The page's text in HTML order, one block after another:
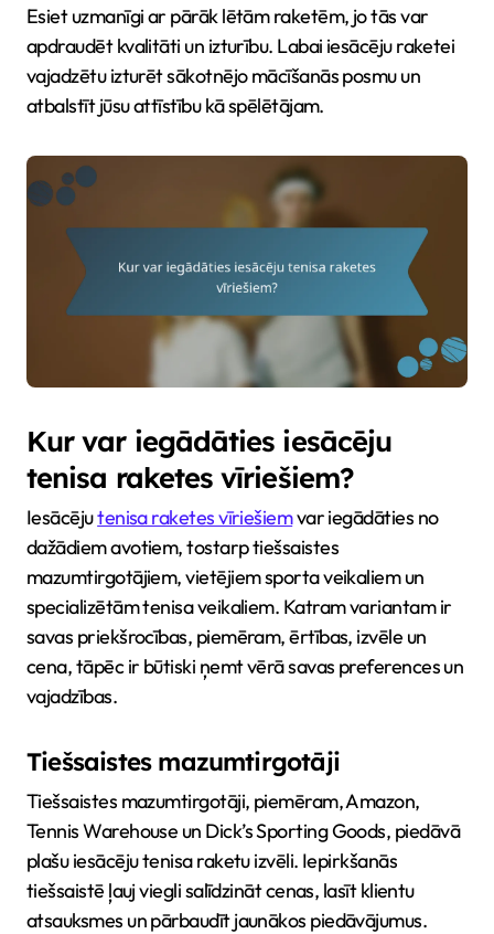
Esiet uzmanīgi ar pārāk lētām raketēm, jo tās var
apdraudēt kvalitāti un izturību. Labai iesācēju raketei
vajadzētu izturēt sākotnējo mācīšanās posmu un
atbalstīt jūsu attīstību kā spēlētājam.
Kur var iegādāties iesācēju
tenisa raketes vīriešiem?
Iesācējutenisa raketes vīriešiemvar iegādāties no
dažādiem avotiem, tostarp tiešsaistes
mazumtirgotājiem, vietējiem sporta veikaliem un
specializētām tenisa veikaliem. Katram variantam ir
savas priekšrocības, piemēram, ērtības, izvēle un
cena, tāpēc ir būtiski ņemt vērā savas preferences un
vajadzības.
Tiešsaistes mazumtirgotāji
Tiešsaistes mazumtirgotāji, piemēram, Amazon,
Tennis Warehouse un Dick’s Sporting Goods, piedāvā
plašu iesācēju tenisa raketu izvēli. Iepirkšanās
tiešsaistē ļauj viegli salīdzināt cenas, lasīt klientu
atsauksmes un pārbaudīt jaunākos piedāvājumus.